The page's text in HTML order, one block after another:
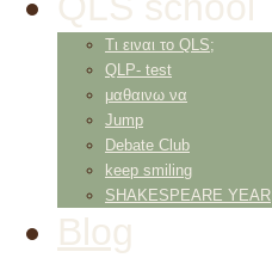
Τι ειναι το QLS;
QLP- test
μαθαινω να
Jump
Debate Club
keep smiling
SHAKESPEARE YEAR
Blog